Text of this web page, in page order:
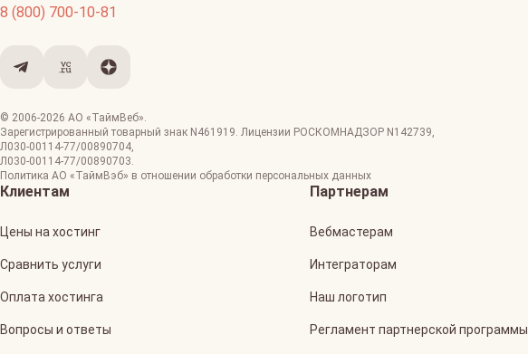
8 (800) 700-10-81
© 2006-2026 АО «ТаймВеб».
Зарегистрированный товарный знак N461919. Лицензии РОСКОМНАДЗОР N142739,
Л030-00114-77/00890704,
Л030-00114-77/00890703.
Политика АО «ТаймВэб» в отношении обработки персональных данных
Клиентам
Цены на хостинг
Сравнить услуги
Оплата хостинга
Вопросы и ответы
Партнерам
Вебмастерам
Интеграторам
Наш логотип
Регламент партнерской программы